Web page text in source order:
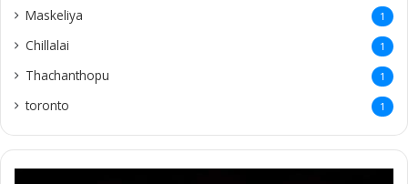
Maskeliya 1
Chillalai 1
Thachanthopu 1
toronto 1